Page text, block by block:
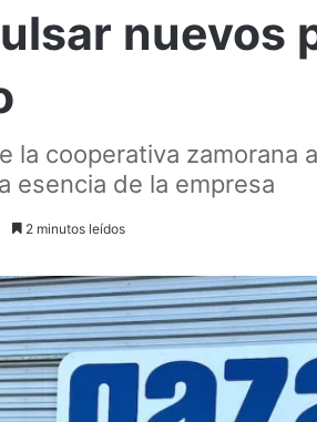
nuevos
la cooperativa
esencia de la empresa
2 minutos leídos